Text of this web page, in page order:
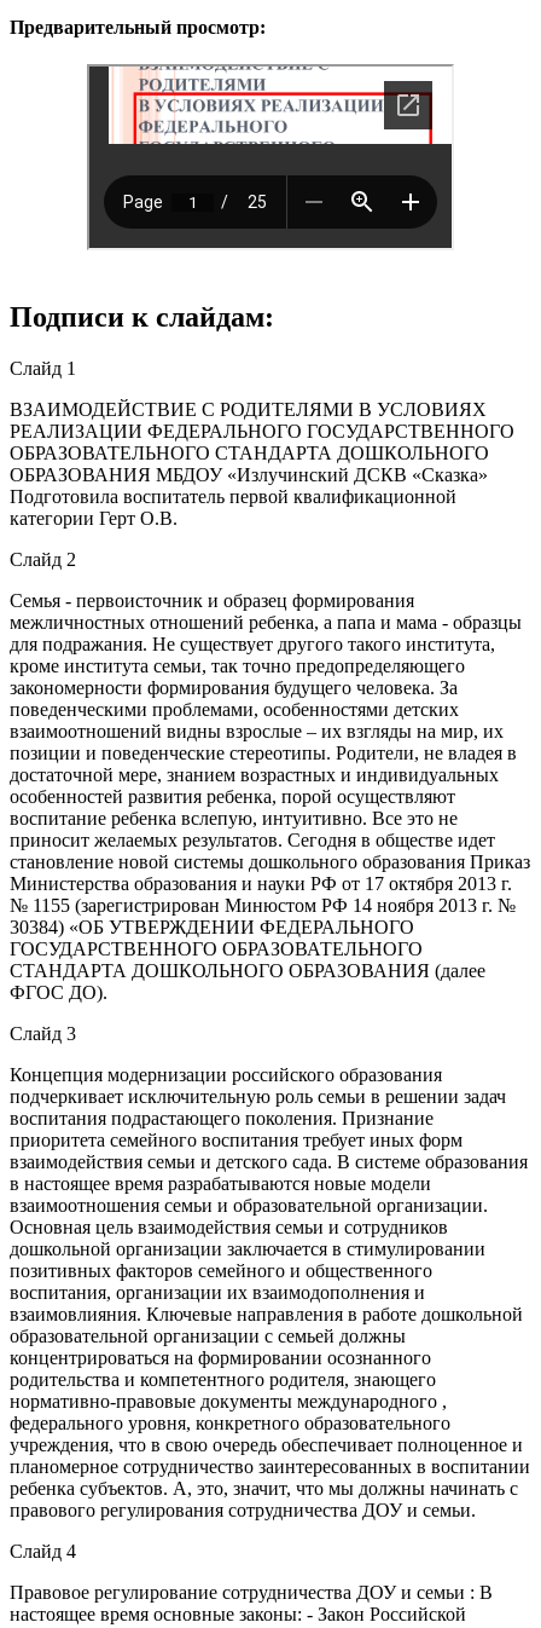
Предварительный просмотр:
Подписи к слайдам:
Слайд 1
ВЗАИМОДЕЙСТВИЕ С РОДИТЕЛЯМИ В УСЛОВИЯХ
РЕАЛИЗАЦИИ ФЕДЕРАЛЬНОГО ГОСУДАРСТВЕННОГО
ОБРАЗОВАТЕЛЬНОГО СТАНДАРТА ДОШКОЛЬНОГО
ОБРАЗОВАНИЯ МБДОУ «Излучинский ДСКВ «Сказка»
Подготовила воспитатель первой квалификационной
категории Герт О.В.
Слайд 2
Семья - первоисточник и образец формирования
межличностных отношений ребенка, а папа и мама - образцы
для подражания. Не существует другого такого института,
кроме института семьи, так точно предопределяющего
закономерности формирования будущего человека. За
поведенческими проблемами, особенностями детских
взаимоотношений видны взрослые – их взгляды на мир, их
позиции и поведенческие стереотипы. Родители, не владея в
достаточной мере, знанием возрастных и индивидуальных
особенностей развития ребенка, порой осуществляют
воспитание ребенка вслепую, интуитивно. Все это не
приносит желаемых результатов. Сегодня в обществе идет
становление новой системы дошкольного образования Приказ
Министерства образования и науки РФ от 17 октября 2013 г.
№ 1155 (зарегистрирован Минюстом РФ 14 ноября 2013 г. №
30384) «ОБ УТВЕРЖДЕНИИ ФЕДЕРАЛЬНОГО
ГОСУДАРСТВЕННОГО ОБРАЗОВАТЕЛЬНОГО
СТАНДАРТА ДОШКОЛЬНОГО ОБРАЗОВАНИЯ (далее
ФГОС ДО).
Слайд 3
Концепция модернизации российского образования
подчеркивает исключительную роль семьи в решении задач
воспитания подрастающего поколения. Признание
приоритета семейного воспитания требует иных форм
взаимодействия семьи и детского сада. В системе образования
в настоящее время разрабатываются новые модели
взаимоотношения семьи и образовательной организации.
Основная цель взаимодействия семьи и сотрудников
дошкольной организации заключается в стимулировании
позитивных факторов семейного и общественного
воспитания, организации их взаимодополнения и
взаимовлияния. Ключевые направления в работе дошкольной
образовательной организации с семьей должны
концентрироваться на формировании осознанного
родительства и компетентного родителя, знающего
нормативно-правовые документы международного ,
федерального уровня, конкретного образовательного
учреждения, что в свою очередь обеспечивает полноценное и
планомерное сотрудничество заинтересованных в воспитании
ребенка субъектов. А, это, значит, что мы должны начинать с
правового регулирования сотрудничества ДОУ и семьи.
Слайд 4
Правовое регулирование сотрудничества ДОУ и семьи : В
настоящее время основные законы: - Закон Российской